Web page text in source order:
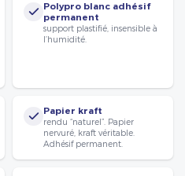
Polypro blanc adhésif
permanent
support plastifié, insensible à
l’humidité.
Papier kraft
rendu “naturel”. Papier
nervuré, kraft véritable.
Adhésif permanent.